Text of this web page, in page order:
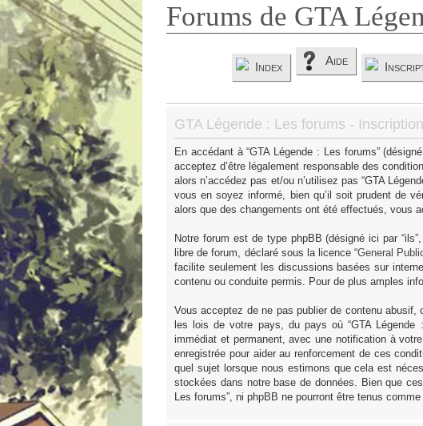
Forums de GTA
Index Aide
GTA Légende : Les forums - Inscription
En accédant à “GTA Légende : Les forums”
acceptez d’être légalement responsable des
alors n’accédez pas et/ou n’utilisez pas “GTA
vous en soyez informé, bien qu’il soit prudent de
alors que des changements ont été effectués, vous
Notre forum est de type phpBB (désigné ici par “ils”,
libre de forum, déclaré sous la licence “General
facilite seulement les discussions basées sur
contenu ou conduite permis. Pour de plus amples
Vous acceptez de ne pas publier de contenu
les lois de votre pays, du pays où “GTA
immédiat et permanent, avec une notification à
enregistrée pour aider au renforcement de ces
quel sujet lorsque nous estimons que cela est
stockées dans notre base de données. Bien que
Les forums”, ni phpBB ne pourront être tenus